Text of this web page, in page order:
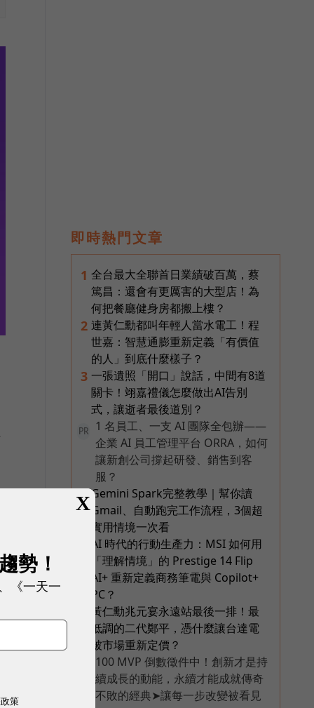
即時熱門文章
1 全台最大全聯首日業績破百萬，蔡
篤昌：還會有更厲害的大型店！為
何把餐廳健身房都搬上樓？
2 連黃仁勳都叫年輕人當水電工！程
世嘉：智慧通膨重新定義「有價值
的人」到底什麼樣子？
3 一張遺照「開口」說話，中間有8道
關卡！翊嘉禮儀怎麼做出AI告別
式，讓逝者最後道別？
PR
1 名員工、一支 AI 團隊全包辦——
企業 AI 員工管理平台 ORRA，如何
讓新創公司撐起研發、銷售到客
服？
4 Gemini Spark完整教學｜幫你讀
Gmail、自動跑完工作流程，3個超
實用情境一次看
AI 時代的行動生產力：MSI 如何用
「理解情境」的 Prestige 14 Flip
AI+ 重新定義商務筆電與 Copilot+
PC？
黃仁勳兆元宴永遠站最後一排！最
低調的二代鄭平，憑什麼讓台達電
被市場重新定價？
100 MVP 倒數徵件中！創新才是持
續成長的動能，永續才能成就傳奇
不敗的經典➤讓每一步改變被看見
X
勢！
《一天一
策